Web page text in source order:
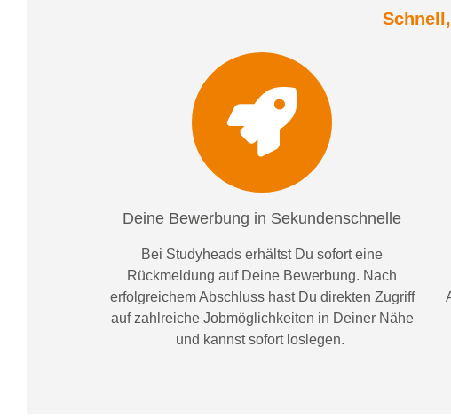
Deine Bewerbung in Sekundenschnelle
Bei Studyheads erhältst Du sofort eine
Rückmeldung auf Deine Bewerbung. Nach
erfolgreichem Abschluss hast Du direkten Zugriff
auf zahlreiche Jobmöglichkeiten in Deiner Nähe
und kannst sofort loslegen.